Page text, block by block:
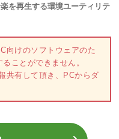
を再生する環境ユーティリテ
向けのソフトウェアのた
ことができません。
共有して頂き、PCからダ